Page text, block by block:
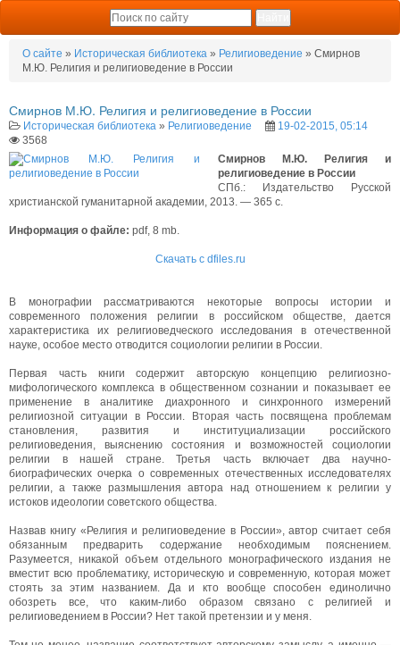
О сайте » Историческая библиотека » Религиоведение » Смирнов
М.Ю. Религия и религиоведение в России
Смирнов М.Ю. Религия и религиоведение в России
Историческая библиотека » Религиоведение
19-02-2015, 05:14
3568
Смирнов М.Ю. Религия и
религиоведение в России
СПб.: Изда­тельство Русской
христианской гуманитарной академии, 2013. — 365 с.
Информация о файле: pdf, 8 mb.
Скачать с dfiles.ru
В монографии рассматриваются некоторые вопросы истории и
современного положения религии в российском обществе, дается
характеристика их религиоведческого исследования в отечественной
науке, особое место отводится социологии религии в России.
Первая часть книги содержит авторскую концепцию религиозно-
мифологического комплекса в общественном сознании и показывает ее
применение в аналитике диахронного и синхронного измерений
религиозной ситуации в России. Вторая часть посвящена проблемам
становления, развития и институциализации российского
религиоведения, выяснению состояния и возможностей социологии
религии в нашей стране. Третья часть включает два научно-
биографических очерка о современных отечественных исследователях
религии, а также размышления автора над отношением к религии у
истоков идеологии советского общества.
Назвав книгу «Религия и религиоведение в России», автор считает себя
обязанным предварить содержание необходимым пояснением.
Разумеется, никакой объем отдельного монографического издания не
вместит всю проблематику, историческую и современную, которая может
стоять за этим названием. Да и кто вообще способен единолично
обозреть все, что каким-либо образом связано с религией и
религиоведением в России? Нет такой претензии и у меня.